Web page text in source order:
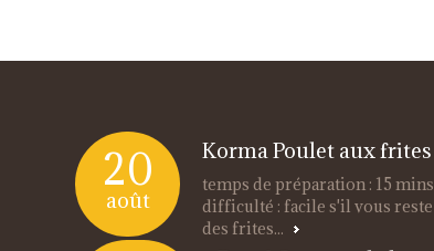
20
août
Korma Poulet aux frites
temps de préparation : 15 mins
difficulté : facile s'il vous reste
des frites...